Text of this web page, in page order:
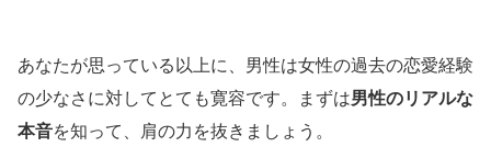
あなたが思っている以上に、男性は女性の過去の恋愛経験
の少なさに対してとても寛容です。まずは男性のリアルな
本音を知って、肩の力を抜きましょう。